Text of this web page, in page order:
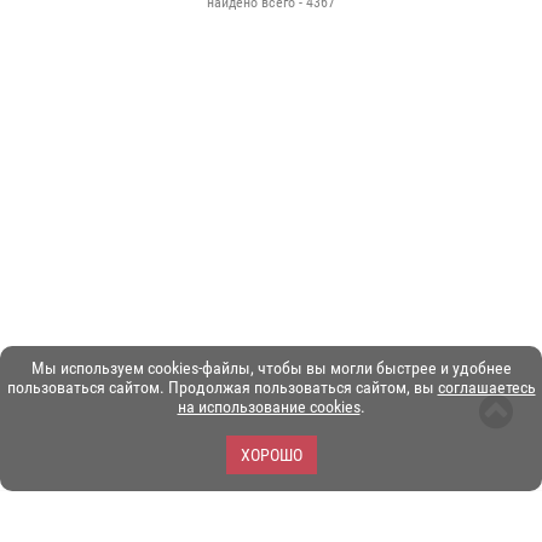
Мы используем cookies-файлы, чтобы вы могли быстрее и удобнее
пользоваться сайтом. Продолжая пользоваться сайтом, вы соглашаетесь
на использование cookies.
ХОРОШО